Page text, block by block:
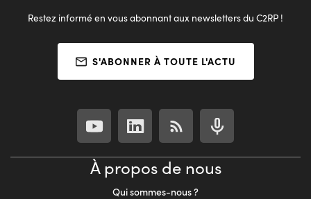
Restez informé en vous abonnant aux newsletters du C2RP !
S'ABONNER À TOUTE L'ACTU
À propos de nous
Qui sommes-nous ?